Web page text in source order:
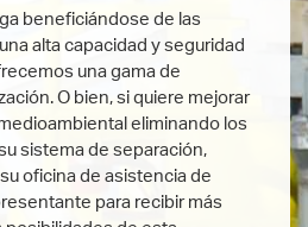
beneficiándose de las
alta capacidad y seguridad
una gama de
O bien, si quiere mejorar
eliminando los
sistema de separación,
oficina de asistencia de
para recibir más